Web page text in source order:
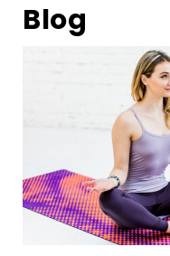
Blog